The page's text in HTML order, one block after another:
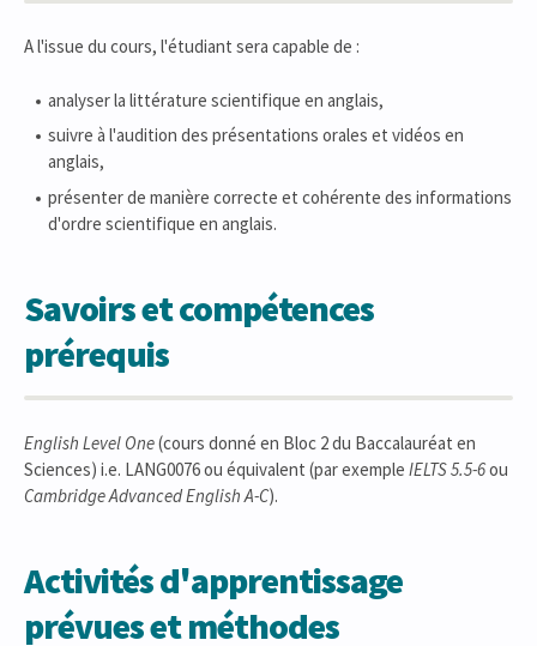
A l'issue du cours, l'étudiant sera capable de :
analyser la littérature scientifique en anglais,
suivre à l'audition des présentations orales et vidéos en
anglais,
présenter de manière correcte et cohérente des informations
d'ordre scientifique en anglais.
Savoirs et compétences
prérequis
English Level One(cours donné en Bloc 2 du Baccalauréat en
Sciences) i.e. LANG0076 ou équivalent (par exemple IELTS 5.5-6ou
Cambridge Advanced English A-C).
Activités d'apprentissage
prévues et méthodes